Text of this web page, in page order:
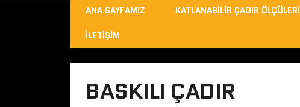
ANA SAYFAMIZ KATLANABILIR ÇADIR ÖLÇÜLERI
İLETIŞIM
BASKILI ÇADIR